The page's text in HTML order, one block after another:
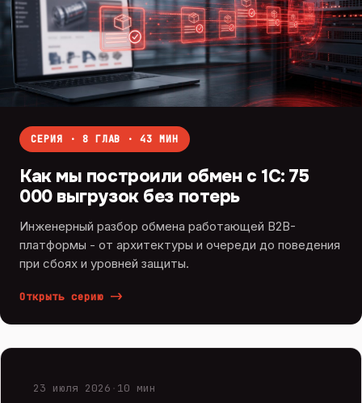
СЕРИЯ · 8 ГЛАВ · 43 МИН
Как мы построили обмен с 1С: 75
000 выгрузок без потерь
Инженерный разбор обмена работающей B2B-
платформы - от архитектуры и очереди до поведения
при сбоях и уровней защиты.
Открыть серию ->
23 июля 2026 · 10 мин